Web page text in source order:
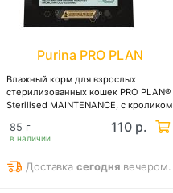
Purina PRO PLAN
Влажный корм для взрослых
стерилизованных кошек PRO PLAN®
Sterilised MAINTENANCE, с кроликом
в наличии
85 г 110 р.
Доставкасегодня вечером.